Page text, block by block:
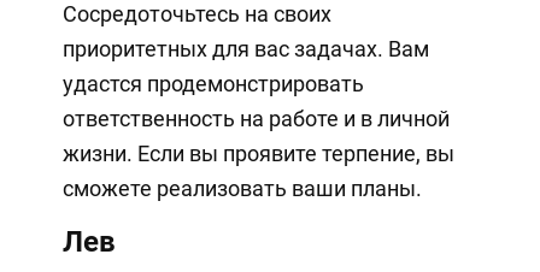
Сосредоточьтесь на своих
приоритетных для вас задачах. Вам
удастся продемонстрировать
ответственность на работе и в личной
жизни. Если вы проявите терпение, вы
сможете реализовать ваши планы.
Лев